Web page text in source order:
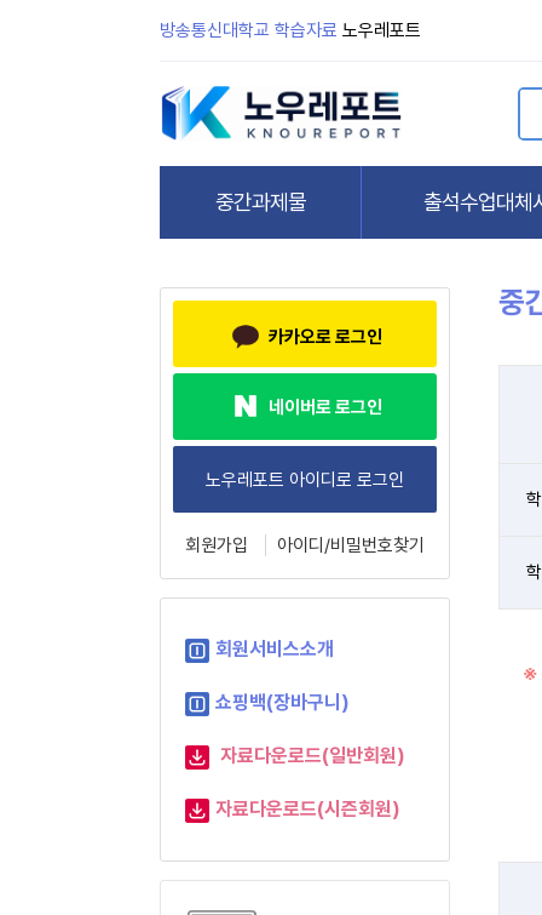
방송통신대학교 학습자료 노우레포트
카카오로 로그인
네이버로 로그인
회원가입 아이디/비밀번호찾기
회원서비스소개
쇼핑백(장바구니)
자료다운로드(일반회원)
자료다운로드(시즌회원)
중
※